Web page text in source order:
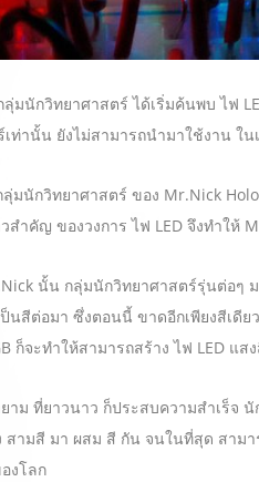
นักวิทยาศาสตร์ ได้เริ่มค้นพบ ไฟ
ท่านั้น ยังไม่สามารถนำมาใช้งาน ใ
นักวิทยาศาสตร์ ของ Mr.Nick
สำคัญ ของวงการ ไฟ LED จึงทำให้
นั้น กลุ่มนักวิทยาศาสตร์รุ่นต่อๆ
นสีต่อมา ซึ่งตอนนี้ ขาดอีกเพียงสีเดี
ก็จะทำให้สามารถสร้าง ไฟ LED แส
ที่ยาวนาว ก็ประสบความสำเร็จ
สามสี มา ผสม สี กัน จนในที่สุด สาม
งโลก